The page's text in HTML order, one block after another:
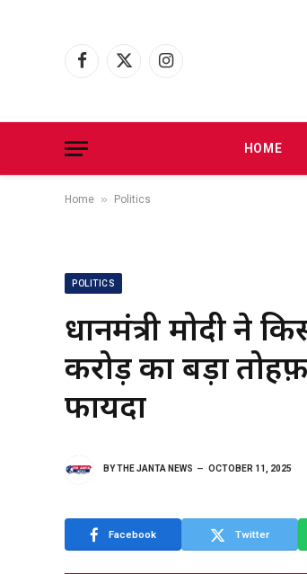
Facebook
X
Instagram
HOME
Home » Politics
POLITICS
प्रधानमंत्री मोदी ने
करोड़ का बड़ा
फायदा
BYTHE JANTA NEWS OCTOBER 11, 2025
Facebook Twitter